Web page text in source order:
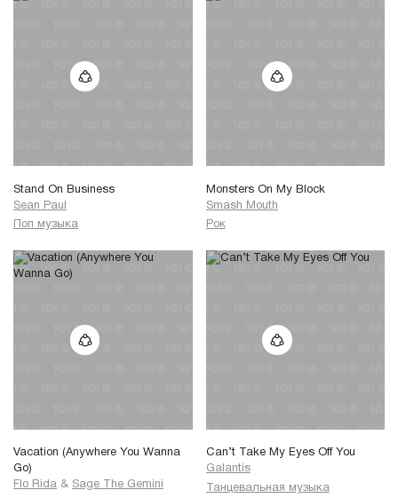
Stand On Business
Sean Paul
Поп музыка
Monsters On My Block
Smash Mouth
Рок
Vacation (Anywhere You Wanna
Go)
Flo Rida & Sage The Gemini
Can’t Take My Eyes Off You
Galantis
Танцевальная музыка